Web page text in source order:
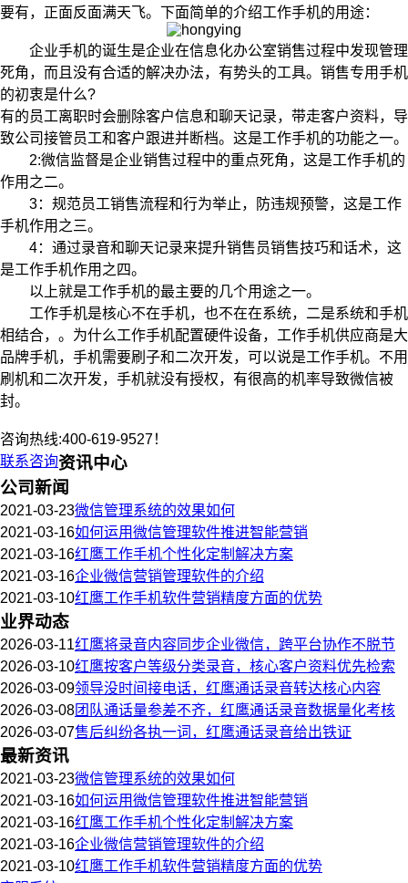
要有，正面反面满天飞。下面简单的介绍工作手机的用途：
企业手机的诞生是企业在信息化办公室销售过程中发现管理
死角，而且没有合适的解决办法，有势头的工具。销售专用手机
的初衷是什么?
有的员工离职时会删除客户信息和聊天记录，带走客户资料，导
致公司接管员工和客户跟进并断档。这是工作手机的功能之一。
2:微信监督是企业销售过程中的重点死角，这是工作手机的
作用之二。
3：规范员工销售流程和行为举止，防违规预警，这是工作
手机作用之三。
4：通过录音和聊天记录来提升销售员销售技巧和话术，这
是工作手机作用之四。
以上就是工作手机的最主要的几个用途之一。
工作手机是核心不在手机，也不在在系统，二是系统和手机
相结合，。为什么工作手机配置硬件设备，工作手机供应商是大
品牌手机，手机需要刷子和二次开发，可以说是工作手机。不用
刷机和二次开发，手机就没有授权，有很高的机率导致微信被
封。
咨询热线:400-619-9527！
联系咨询资讯中心
公司新闻
2021-03-23微信管理系统的效果如何
2021-03-16如何运用微信管理软件推进智能营销
2021-03-16红鹰工作手机个性化定制解决方案
2021-03-16企业微信营销管理软件的介绍
2021-03-10红鹰工作手机软件营销精度方面的优势
业界动态
2026-03-11红鹰将录音内容同步企业微信，跨平台协作不脱节
2026-03-10红鹰按客户等级分类录音，核心客户资料优先检索
2026-03-09领导没时间接电话，红鹰通话录音转达核心内容
2026-03-08团队通话量参差不齐，红鹰通话录音数据量化考核
2026-03-07售后纠纷各执一词，红鹰通话录音给出铁证
最新资讯
2021-03-23微信管理系统的效果如何
2021-03-16如何运用微信管理软件推进智能营销
2021-03-16红鹰工作手机个性化定制解决方案
2021-03-16企业微信营销管理软件的介绍
2021-03-10红鹰工作手机软件营销精度方面的优势